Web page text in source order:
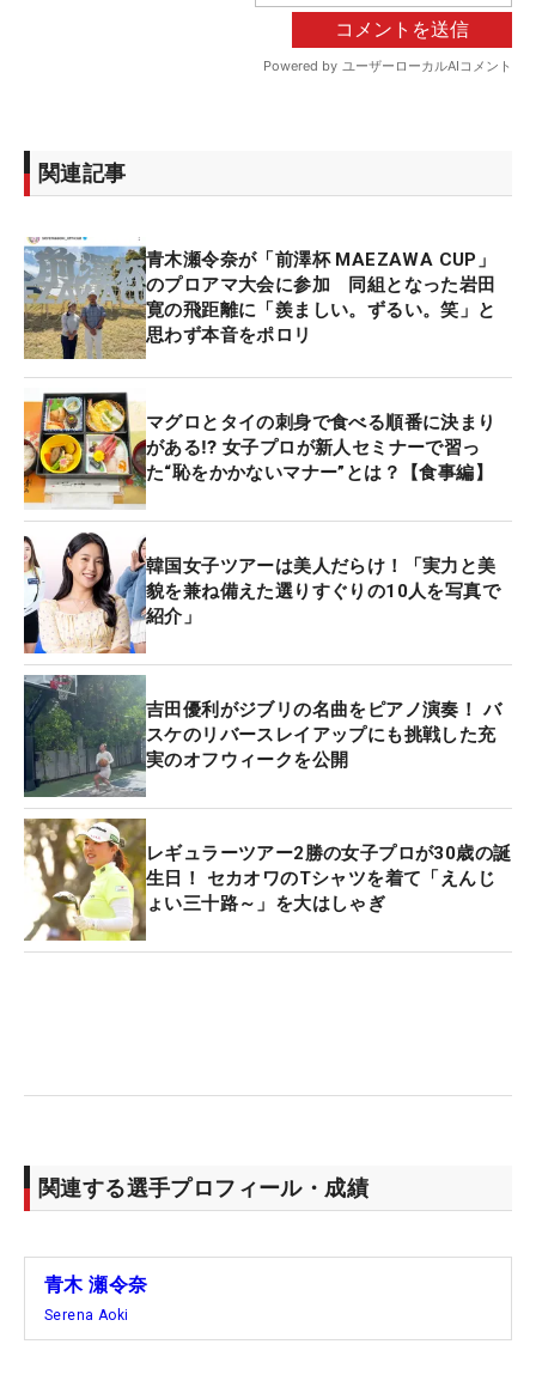
関連記事
青木瀬令奈が「前澤杯 MAEZAWA CUP」
のプロアマ大会に参加 同組となった岩田
寛の飛距離に「羨ましい。ずるい。笑」と
思わず本音をポロリ
マグロとタイの刺身で食べる順番に決まり
がある⁉ 女子プロが新人セミナーで習っ
た“恥をかかないマナー”とは？【食事編】
韓国女子ツアーは美人だらけ！「実力と美
貌を兼ね備えた選りすぐりの10人を写真で
紹介」
吉田優利がジブリの名曲をピアノ演奏！ バ
スケのリバースレイアップにも挑戦した充
実のオフウィークを公開
レギュラーツアー2勝の女子プロが30歳の誕
生日！ セカオワのTシャツを着て「えんじ
ょい三十路～」を大はしゃぎ
関連する選手プロフィール・成績
青木 瀬令奈
Serena Aoki